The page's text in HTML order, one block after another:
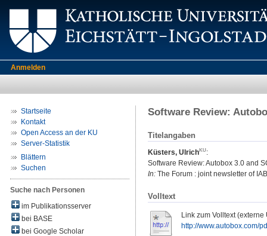
Anmelden
Startseite
Kontakt
Open Access an der KU
Server-Statistik
Blättern
Suchen
Suche nach Personen
im Publikationsserver
bei BASE
bei Google Scholar
Software Review:
Titelangaben
Küsters, Ulrich
:
Software Review: Autobox 3.0 and
In: The Forum : joint newsletter of
Volltext
Link zum Volltext (externe
http://www.autobox.com/